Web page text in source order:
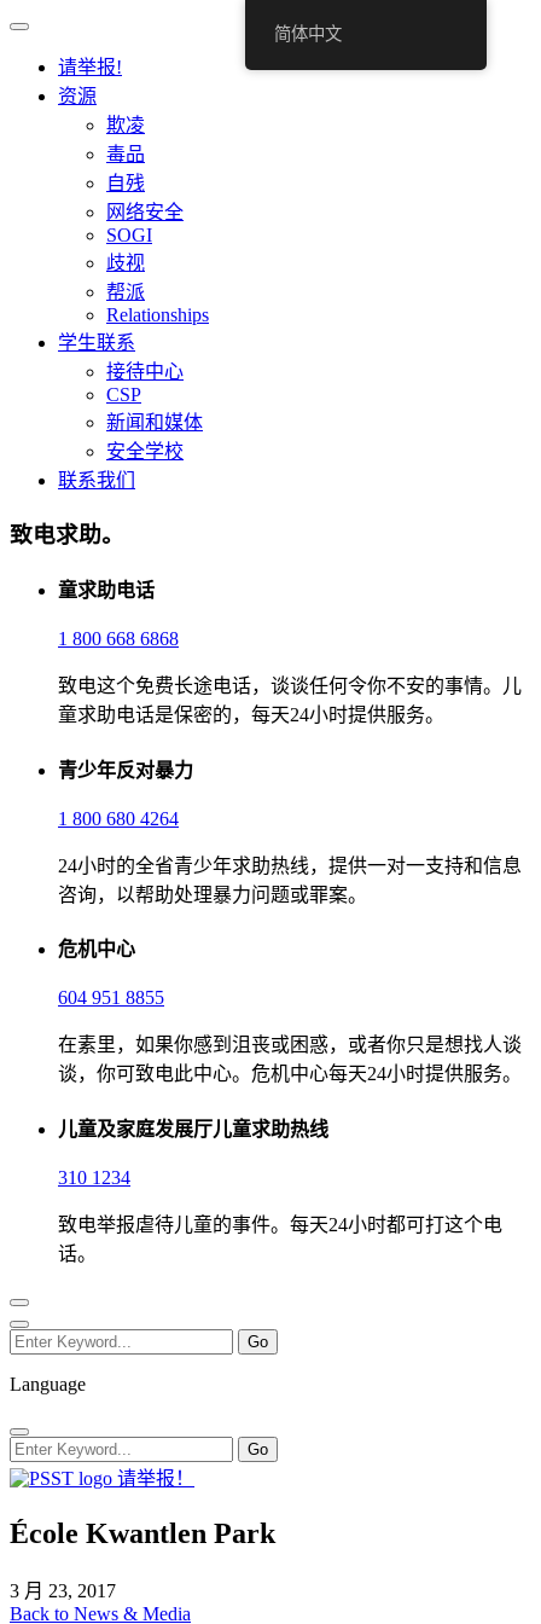
请举报!
资源
欺凌
毒品
自残
网络安全
SOGI
歧视
帮派
Relationships
学生联系
接待中心
CSP
新闻和媒体
安全学校
联系我们
致电求助。
童求助电话
1 800 668 6868
致电这个免费长途电话，谈谈任何令你不安的事情。儿
童求助电话是保密的，每天24小时提供服务。
青少年反对暴力
1 800 680 4264
24小时的全省青少年求助热线，提供一对一支持和信息
咨询，以帮助处理暴力问题或罪案。
危机中心
604 951 8855
在素里，如果你感到沮丧或困惑，或者你只是想找人谈
谈，你可致电此中心。危机中心每天24小时提供服务。
儿童及家庭发展厅儿童求助热线
310 1234
致电举报虐待儿童的事件。每天24小时都可打这个电
话。
Language
请举报！
É​cole Kwantlen Park
3 月 23, 2017
Back to News & Media
简体中文